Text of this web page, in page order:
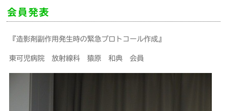
会員発表
『造影剤副作用発生時の緊急プロトコール作成』
東可児病院 放射線科 猿原 和典 会員